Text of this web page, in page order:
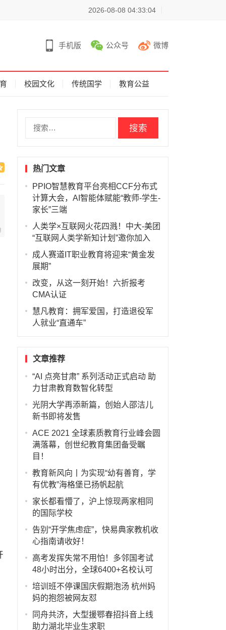
2026-08-08 04:33:04
手机版 公众号 微博
校园文化 传统国学 教育公益
热门文章
PPIO智慧教育平台亮相CCF分布式
计算大会，AI智能体赋能“教师-学生-
家长”三端
人类学×互联网火花四溅！中大-美团
“互联网人类学新知计划”邀你加入
成人赛道IT职业教育将迎来“黄金发
展期”
改变，从这一刻开始！六折报考
CMA认证
慧凡教育：拥军爱国，打造退役军
人就业“直通车”
文章推荐
“AI 点亮甘肃” 系列活动正式启动 助
力甘肃教育数智化转型
光阴大学再添新篇，创始人邵洁儿
新书即将发售
ACE 2021 全球素质教育行业峰会圆
满落幕，创世纪教育集团备受瞩
目！
教育新风向丨为实现“幼有善育，学
有优教”海格堡已扬帆起航
家长都看懵了，沪上惊现两家相同
的国际学校
告别“开学焦虑症”，快易典家教机收
心指南请收好！
高考发挥失常不用怕！多邻国考试
48小时出分，全球6400+名校认可
培训班不停课国庆假期泡汤 杭州妈
妈的抱怨被网友怼
同舟共济，大型援鄂春招抖音上线
助力湖北毕业生求职